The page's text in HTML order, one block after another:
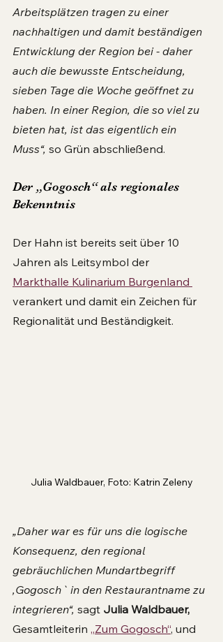
Arbeitsplätzen tragen zu einer
nachhaltigen und damit beständigen
Entwicklung der Region bei - daher
auch die bewusste Entscheidung,
sieben Tage die Woche geöffnet zu
haben. In einer Region, die so viel zu
bieten hat, ist das eigentlich ein
Muss“, so Grün abschließend.
Der „Gogosch“ als regionales
Bekenntnis
Der Hahn ist bereits seit über 10
Jahren als Leitsymbol der
Markthalle Kulinarium Burgenland
verankert und damit ein Zeichen für
Regionalität und Beständigkeit.
Julia Waldbauer, Foto: Katrin Zeleny
„Daher war es für uns die logische
Konsequenz, den regional
gebräuchlichen Mundartbegriff
,Gogosch` in den Restaurantname zu
integrieren“, sagt Julia Waldbauer,
Gesamtleiterin „Zum Gogosch“, und